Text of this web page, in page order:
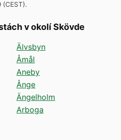
(CEST).
v okolí Skövde
Älvsbyn
Åmål
Aneby
Ånge
Ängelholm
Arboga